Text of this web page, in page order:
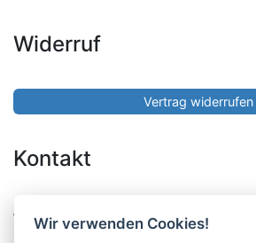
Widerruf
Vertrag widerrufen
Kontakt
Pucher Straße 10, Fürstenfeldbruck
08141-12269
Wir verwenden Cookies!